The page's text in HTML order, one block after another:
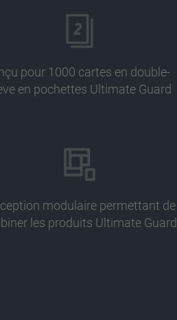
pour 1000 cartes en double-
en pochettes Ultimate Guard
modulaire permettant de
les produits Ultimate Guard